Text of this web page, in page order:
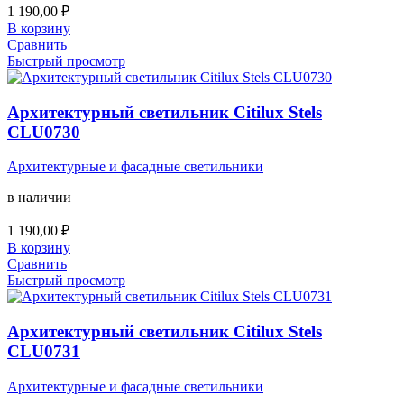
1 190,00 ₽
В корзину
Сравнить
Быстрый просмотр
Архитектурный светильник Citilux Stels
CLU0730
Архитектурные и фасадные светильники
в наличии
1 190,00 ₽
В корзину
Сравнить
Быстрый просмотр
Архитектурный светильник Citilux Stels
CLU0731
Архитектурные и фасадные светильники